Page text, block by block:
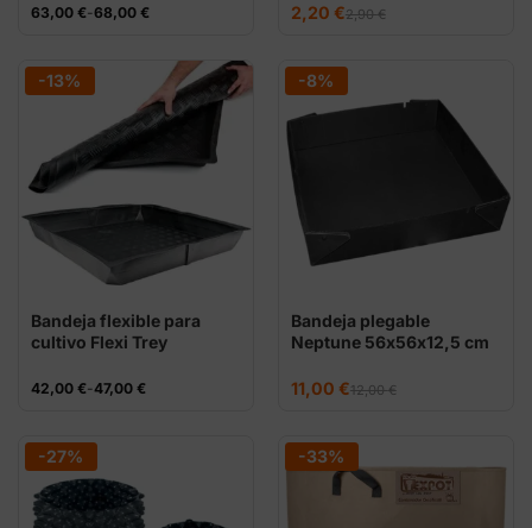
63,00 €-68,00 €
Rango
63,00 €
hasta
68,00 €
2,90€
El
precio
2,90 €.
2,20 €
El
precio
2,20 €.
-13%
Bandeja flexible para
cultivo Flexi Trey
42,00 €-47,00 €
Rango
42,00 €
hasta
47,00 €
-8%
Bandeja plegable
Neptune 56x56x12,5 cm
12,00€
El
precio
12,00 €.
11,00 €
El
precio
11,00 €.
-27% -33%